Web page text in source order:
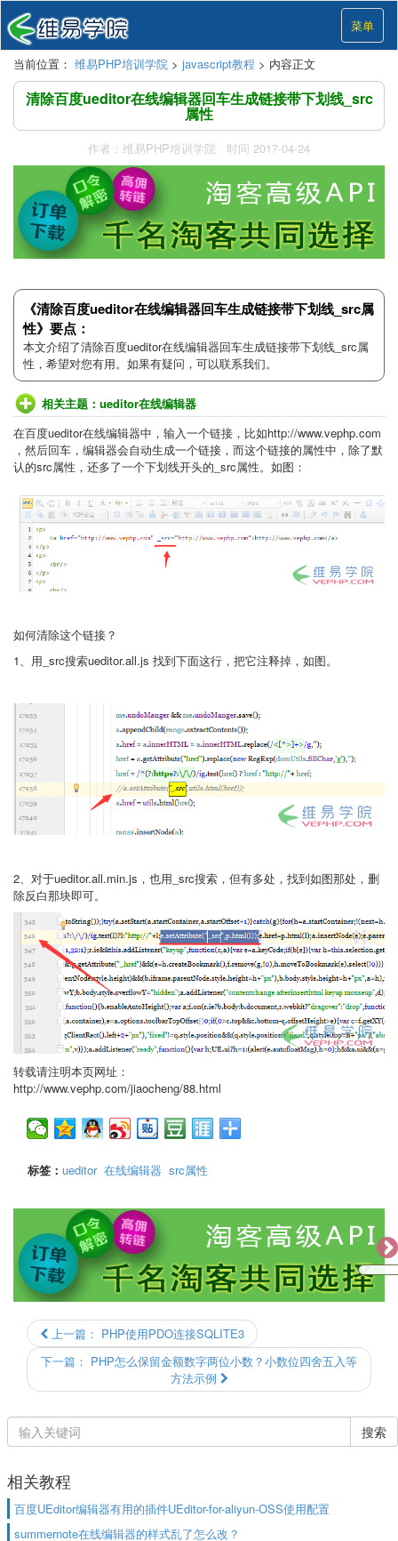
菜单
当前位置： 维易PHP培训学院 > javascript教程 > 内容正文
清除百度ueditor在线编辑器回车生成链接带下划线_src
属性
作者：维易PHP培训学院 时间 2017-04-24
《清除百度ueditor在线编辑器回车生成链接带下划线_src属
性》要点：
本文介绍了清除百度ueditor在线编辑器回车生成链接带下划线_src属
性，希望对您有用。如果有疑问，可以联系我们。
相关主题： ueditor在线编辑器
在百度ueditor在线编辑器中，输入一个链接，比如http://www.vephp.com
，然后回车，编辑器会自动生成一个链接，而这个链接的属性中，除了默
认的src属性，还多了一个下划线开头的_src属性。如图：
如何清除这个链接？
1、用_src搜索ueditor.all.js 找到下面这行，把它注释掉，如图。
2、对于ueditor.all.min.js，也用_src搜索，但有多处，找到如图那处，删
除反白那块即可。
转载请注明本页网址：
http://www.vephp.com/jiaocheng/88.html
标签： ueditor 在线编辑器 src属性
上一篇： PHP使用PDO连接SQLITE3
下一篇： PHP怎么保留金额数字两位小数？小数位四舍五入等
方法示例
搜索
相关教程
百度UEditor编辑器有用的插件UEditor-for-aliyun-OSS使用配置
summernote在线编辑器的样式乱了怎么改？